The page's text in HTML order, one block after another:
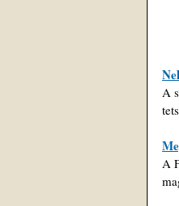
A
A